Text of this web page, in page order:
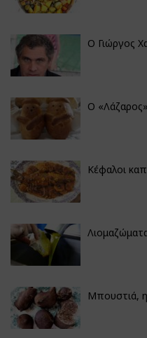
Ο Γιώργος
Ο
Κέφαλοι
Μπουστιά,